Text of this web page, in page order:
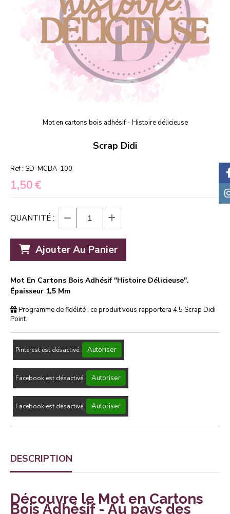
Mot en cartons bois adhésif - Histoire délicieuse
Scrap Didi
Ref : SD-MCBA-100
1,50€
QUANTITÉ :
Ajouter Au Panier
Mot En Cartons Bois Adhésif "Histoire Délicieuse".
Épaisseur 1,5 Mm
Programme de fidélité : ce produit vous rapportera 4.5 Scrap Didi
Point.
Pinterest est désactivé. Autoriser
Facebook est désactivé. Autoriser
Facebook est désactivé. Autoriser
DESCRIPTION
Découvre le Mot en Cartons
Bois Adhésif - Au pays des